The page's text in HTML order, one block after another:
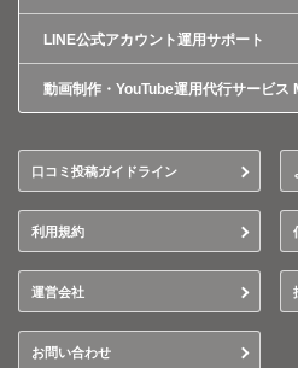
LINE公式アカウント運用サポート
動画制作・YouTube運用代行サービス
口コミ投稿ガイドライン
利用規約
運営会社
お問い合わせ